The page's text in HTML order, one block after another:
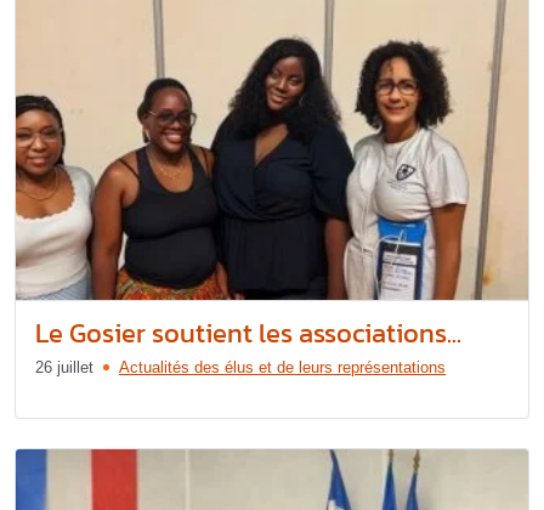
Le Gosier soutient les associations...
26 juillet Actualités des élus et de leurs représentations